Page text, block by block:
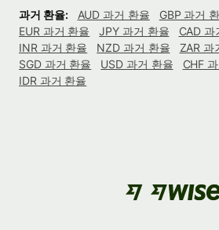
과거 환율: AUD 과거 환율 GBP 과거
EUR 과거 환율
JPY 과거 환율
CAD 과
INR 과거 환율
NZD 과거 환율
ZAR 과
SGD 과거 환율
USD 과거 환율
CHF
IDR 과거 환율